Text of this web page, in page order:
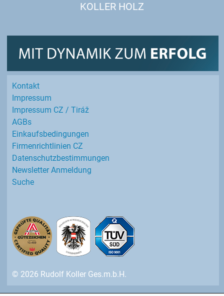
KOLLER HOLZ
Kontakt
Impressum
Impressum CZ / Tiráž
AGBs
Einkaufs­bedingungen
Firmenrichtlinien CZ
Datenschutz­bestimmungen
Newsletter Anmeldung
Suche
© 2026 Rudolf Koller Ges.m.b.H.